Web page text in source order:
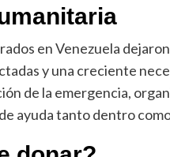
en Venezuela
y una creciente
de la emergencia,
ayuda tanto dentro